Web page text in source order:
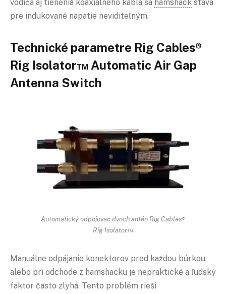
vodiča aj tienenia koaxiálneho kábla sa hamshack stáva
pre indukované napätie neviditeľným.
Technické parametre Rig Cables®
Rig Isolator™ Automatic Air Gap
Antenna Switch
Automatický odpojovač dvoch antén Rig Cables®
Rig Isolator™
Manuálne odpájanie konektorov pred každou búrkou
alebo pri odchode z hamshacku je nepraktické a ľudský
faktor často zlyhá. Tento problém rieši